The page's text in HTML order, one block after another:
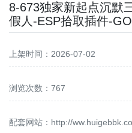
8-673独家新起点沉默
假人-ESP拾取插件-
上架时间：2026-07-02
浏览次数：767
配套网站： http://